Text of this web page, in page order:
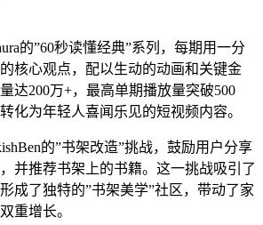
的”60秒读懂经典”系列，每期用一分
核心观点，配以生动的动画和关键金
达200万+，最高单期播放量突破500
化为年轻人喜闻乐见的短视频内容。
的”书架改造”挑战，鼓励用户分享
并推荐书架上的书籍。这一挑战吸引了
成了独特的”书架美学”社区，带动了家
重增长。